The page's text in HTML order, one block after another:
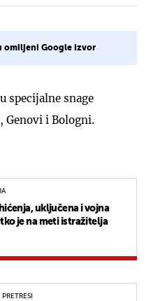
omiljeni Google izvor
specijalne snage
Genovi i Bologni.
uključena i vojna
je na meti istražitelja